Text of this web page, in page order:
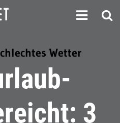
Wetter
3